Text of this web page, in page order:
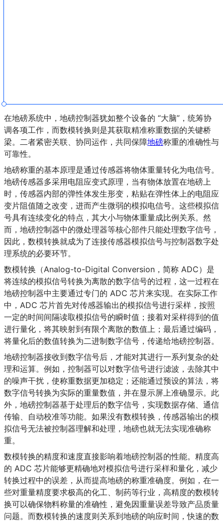
在地磅系统中，地磅控制器犹如整个设备的 “大脑”，统筹协
调各项工作，而数模转换则是其获取精准称重数据的关键桥
梁。二者紧密关联、协同运作，共同保障地磅称重的准确性与
可靠性。
地磅称重的基本原理是通过传感器将物体重量转化为电信号。
地磅传感器多采用电阻应变式原理，当有物体放置在地磅上
时，传感器内部的弹性体发生形变，粘贴在弹性体上的电阻应
变片阻值随之改变，进而产生微弱的模拟电信号。这些模拟信
号具有连续变化的特点，其大小与物体重量成比例关系。然
而，地磅控制器中的微处理器等核心部件只能处理数字信号，
因此，数模转换就成为了连接传感器模拟信号与控制器数字处
理系统的必要环节。
数模转换（Analog-to-Digital Conversion，简称 ADC）是
将连续的模拟信号转换为离散的数字信号的过程，这一过程在
地磅控制器中主要通过专门的 ADC 芯片来实现。在实际工作
中，ADC 芯片首先对传感器输出的模拟信号进行采样，按照
一定的时间间隔读取模拟信号的瞬时值；接着对采样得到的值
进行量化，将其映射到有限个离散的数值上；最后通过编码，
将量化后的数值转换为二进制数字信号，传递给地磅控制器。
地磅控制器接收到数字信号后，才能对其进行一系列复杂的处
理和运算。例如，控制器可以对数字信号进行滤波，去除其中
的噪声干扰，使称重数据更加稳定；还能通过预设的算法，将
数字信号转换为实际的重量数值，并在显示屏上准确显示。此
外，地磅控制器基于处理后的数字信号，实现数据存储、通信
传输、自动校准等功能。如果没有数模转换，传感器输出的模
拟信号无法被控制器理解和处理，地磅也就无法实现准确称
重。
数模转换的精度和速度直接影响着地磅控制器的性能。精度高
的 ADC 芯片能够更精确地对模拟信号进行采样和量化，减少
转换过程中的误差，从而提高地磅的称重准确度。例如，在一
些对重量精度要求极高的化工、制药等行业，高精度的数模转
换可以确保物料称量的准确性，避免因重量误差导致产品质量
问题。而数模转换的速度则关系到地磅的响应时间，快速的数